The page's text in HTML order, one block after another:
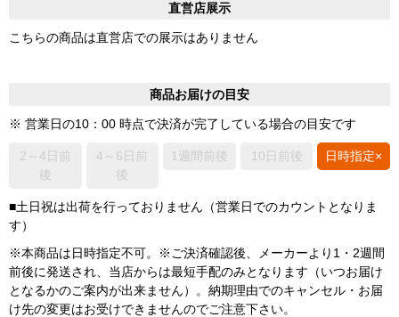
直営店展示
こちらの商品は直営店での展示はありません
商品お届けの目安
※ 営業日の10：00 時点で決済が完了している場合の目安です
2～4日前
後
4～6日前
後
1週間前後 10日前後 日時指定×
■土日祝は出荷を行っておりません（営業日でのカウントとなりま
す）
※本商品は日時指定不可。※ご決済確認後、メーカーより1・2週間
前後に発送され、当店からは最短手配のみとなります（いつお届け
となるかのご案内が出来ません）。納期理由でのキャンセル・お届
け先の変更はお受けできませんのでご注意下さい。